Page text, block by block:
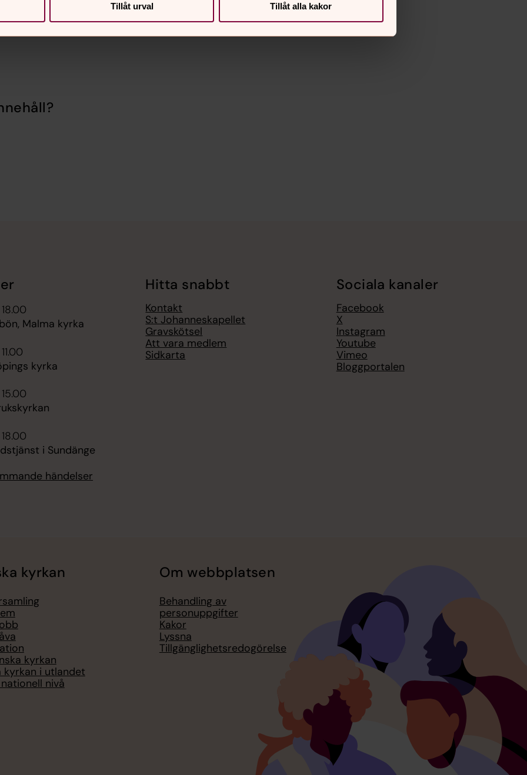
Tillåt urval Tillåt alla kakor
Schulta på
33.
Malma kyrka
kyrka
i Sundänge
händelser
Hitta snabbt
Kontakt
S:t Johanneskapellet
Gravskötsel
Att vara medlem
Sidkarta
Sociala kanaler
Facebook
X
Instagram
Youtube
Vimeo
Bloggportalen
kyrkan
kyrkan
kyrkan i utlandet
nivå
Om webbplatsen
Behandling av
personuppgifter
Kakor
Lyssna
Tillgänglighetsredogörelse